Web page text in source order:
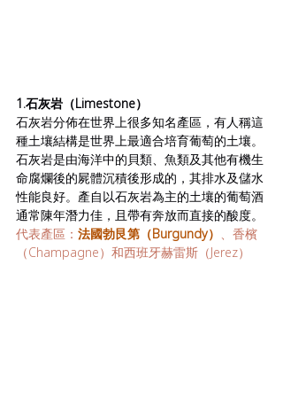
1.石灰岩（Limestone）
石灰岩分佈在世界上很多知名產區，有人稱這
種土壤結構是世界上最適合培育葡萄的土壤。
石灰岩是由海洋中的貝類、魚類及其他有機生
命腐爛後的屍體沉積後形成的，其排水及儲水
性能良好。產自以石灰岩為主的土壤的葡萄酒
通常陳年潛力佳，且帶有奔放而直接的酸度。
代表產區： 法國勃艮第（Burgundy）
、香檳
（Champagne）和西班牙赫雷斯（Jerez）